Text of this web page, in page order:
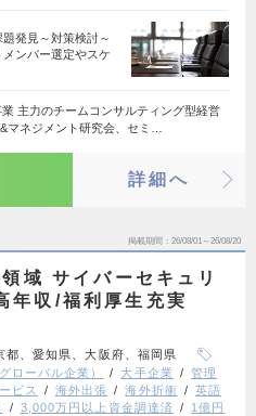
発見～対策検討～
ンバー選定やスケ
主力のチームコンサルティング型経営
マネジメント研究会、セミ…
詳細へ
掲載期間 26/08/01～26/08/20
域 サイバーセキュリ
年収/福利厚生充実
都、愛知県、大阪府、福岡県
ローバル企業） 大手企業
管理
ビス 海外出張 海外折衝
英語
3,000万円以上資金調達済
1億円